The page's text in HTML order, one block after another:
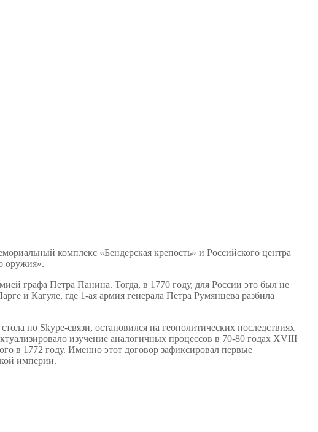
комплекс «Бендерская крепость» и Российского центра
оружия».
графа Петра Панина. Тогда, в 1770 году, для России это был не
и Кагуле, где 1-ая армия генерала Петра Румянцева разбила
по Skype-связи, остановился на геополитических последствиях
изучение аналогичных процессов в 70-80 годах XVIII
в 1772 году. Именно этот договор зафиксировал первые
империи.